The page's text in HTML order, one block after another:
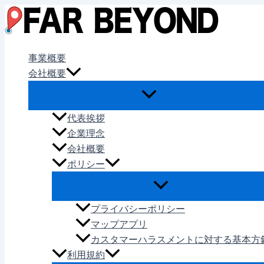
内
容
事業概要
会社概要
代表挨拶
企業理念
会社概要
ポリシー
プライバシーポリシー
マップアプリ
カスタマーハラスメントに対する基本方
利用規約